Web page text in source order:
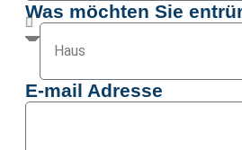
Was möchten Sie
E-mail Adresse